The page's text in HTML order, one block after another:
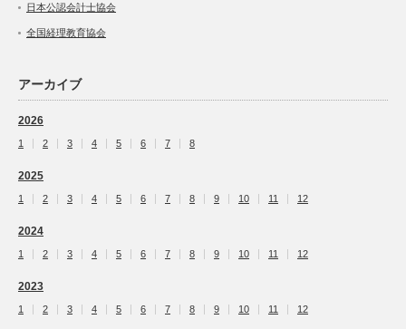
日本公認会計士協会
全国経理教育協会
アーカイブ
2026
1 2 3 4 5 6 7 8
2025
1 2 3 4 5 6 7 8 9 10 11 12
2024
1 2 3 4 5 6 7 8 9 10 11 12
2023
1 2 3 4 5 6 7 8 9 10 11 12